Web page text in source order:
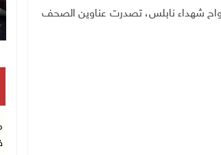
على أرواح شهداء نابلس، تصدرت عناوين الصحف
تكريم متفوقين بالثانوية العامة في